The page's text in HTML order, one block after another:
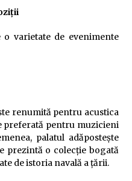
o varietate de evenimente
renumită pentru acustica
preferată pentru muzicieni
palatul adăpostește
prezintă o colecție bogată
de istoria navală a țării.